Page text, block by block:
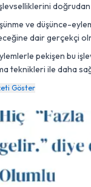
ve düşünce-
dair gerçekçi
pekişen bu
teknikleri ile daha
Göster